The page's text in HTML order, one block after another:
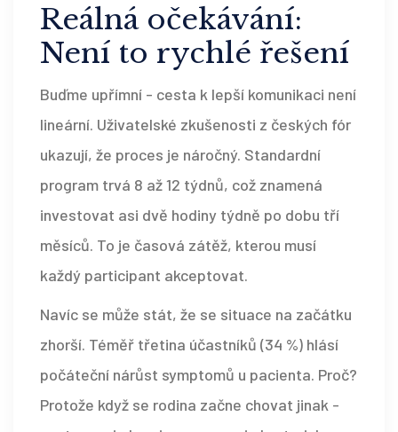
Reálná očekávání:
Není to rychlé řešení
Buďme upřímní - cesta k lepší komunikaci není
lineární. Uživatelské zkušenosti z českých fór
ukazují, že proces je náročný. Standardní
program trvá 8 až 12 týdnů, což znamená
investovat asi dvě hodiny týdně po dobu tří
měsíců. To je časová zátěž, kterou musí
každý participant akceptovat.
Navíc se může stát, že se situace na začátku
zhorší. Téměř třetina účastníků (34 %) hlásí
počáteční nárůst symptomů u pacienta. Proč?
Protože když se rodina začne chovat jinak -